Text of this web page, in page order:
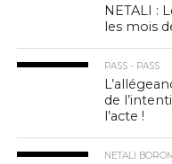
NETALI :
les mois
PASS - PASS
de
l’acte !
NETALI